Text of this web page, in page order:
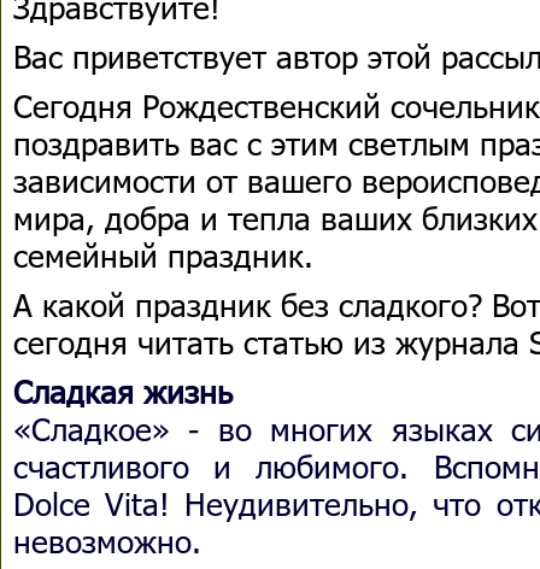
Вас приветствует автор этой
Сегодня Рождественский
поздравить вас с этим светлым
зависимости от вашего
мира, добра и тепла ваших
семейный праздник.
А какой праздник без сладкого?
сегодня читать статью из
Сладкая жизнь
«Сладкое» - во многих языках
счастливого и любимого.
Dolce Vita! Неудивительно, что
невозможно.